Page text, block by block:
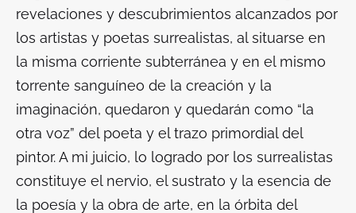
revelaciones y descubrimientos alcanzados por
los artistas y poetas surrealistas, al situarse en
la misma corriente subterránea y en el mismo
torrente sanguíneo de la creación y la
imaginación, quedaron y quedarán como “la
otra voz” del poeta y el trazo primordial del
pintor. A mi juicio, lo logrado por los surrealistas
constituye el nervio, el sustrato y la esencia de
la poesía y la obra de arte, en la órbita del